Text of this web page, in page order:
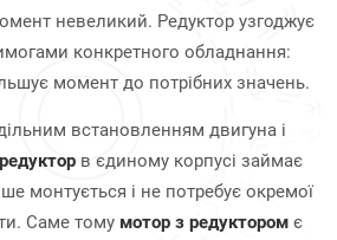
невеликий. Редуктор узгоджує
конкретного обладнання:
момент до потрібних значень.
встановленням двигуна і
в єдиному корпусі займає
монтується і не потребує окремої
Саме тому мотор з редуктором є